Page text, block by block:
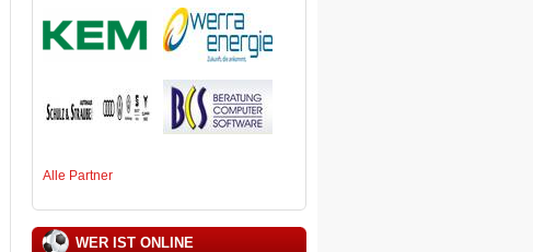
Alle Partner
WER IST ONLINE